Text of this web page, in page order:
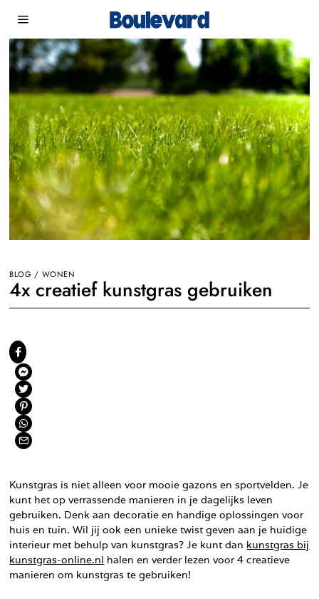
BLOG / WONEN
4x creatief kunstgras gebruiken
Kunstgras is niet alleen voor mooie gazons en sportvelden. Je
kunt het op verrassende manieren in je dagelijks leven
gebruiken. Denk aan decoratie en handige oplossingen voor
huis en tuin. Wil jij ook een unieke twist geven aan je huidige
interieur met behulp van kunstgras? Je kunt dan kunstgras bij
kunstgras-online.nl halen en verder lezen voor 4 creatieve
manieren om kunstgras te gebruiken!